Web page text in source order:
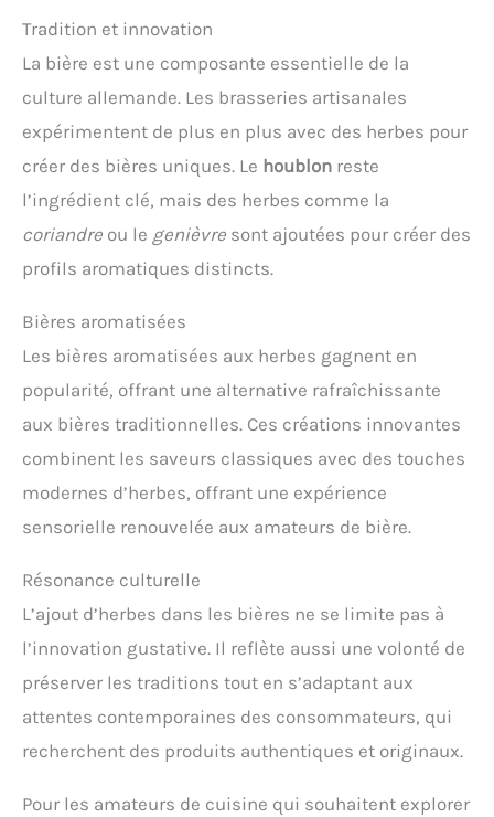
Tradition et innovation
La bière est une composante essentielle de la
culture allemande. Les brasseries artisanales
expérimentent de plus en plus avec des herbes pour
créer des bières uniques. Le houblon reste
l’ingrédient clé, mais des herbes comme la
coriandre ou le genièvre sont ajoutées pour créer des
profils aromatiques distincts.
Bières aromatisées
Les bières aromatisées aux herbes gagnent en
popularité, offrant une alternative rafraîchissante
aux bières traditionnelles. Ces créations innovantes
combinent les saveurs classiques avec des touches
modernes d’herbes, offrant une expérience
sensorielle renouvelée aux amateurs de bière.
Résonance culturelle
L’ajout d’herbes dans les bières ne se limite pas à
l’innovation gustative. Il reflète aussi une volonté de
préserver les traditions tout en s’adaptant aux
attentes contemporaines des consommateurs, qui
recherchent des produits authentiques et originaux.
Pour les amateurs de cuisine qui souhaitent explorer